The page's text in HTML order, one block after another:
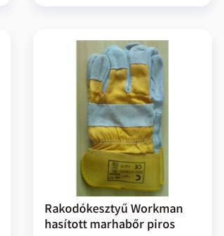
Rakodókesztyű Workman
hasított marhabőr piros